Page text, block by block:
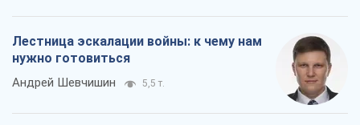
Лестница эскалации войны: к чему нам
нужно готовиться
Андрей Шевчишин 5,5 т.